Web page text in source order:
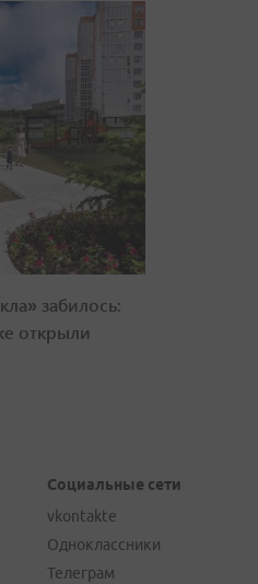
забилось:
открыли
Социальные сети
vkontakte
Одноклассники
Телеграм